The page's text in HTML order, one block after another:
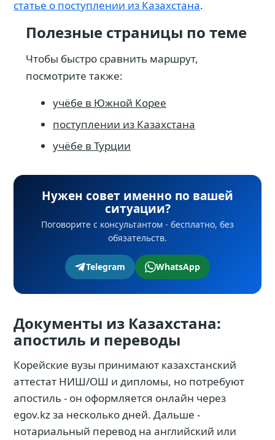
статье о поступлении из Казахстана.
Полезные страницы по теме
Чтобы быстро сравнить маршрут,
посмотрите также:
учёбе в Южной Корее
поступлении из Казахстана
учёбе в Турции
Нужен совет именно по вашей
ситуации?
Поговорите с консультантом - бесплатно, без
обязательств.
Telegram WhatsApp
Документы из Казахстана:
апостиль и переводы
Корейские вузы принимают казахстанский
аттестат НИШ/ОШ и дипломы, но потребуют
апостиль - он оформляется онлайн через
egov.kz за несколько дней. Дальше -
нотариальный перевод на английский или